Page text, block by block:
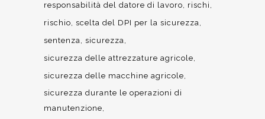
responsabilità del datore di lavoro
rischi
rischio scelta del DPI per la sicurezza
sentenza sicurezza
sicurezza delle attrezzature agricole
sicurezza delle macchine agricole
sicurezza durante le operazioni di
manutenzione